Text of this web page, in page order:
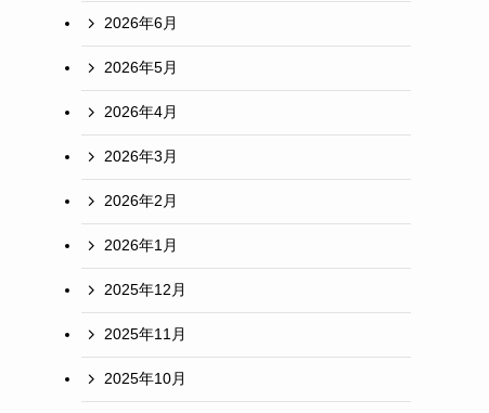
2026年6月
2026年5月
2026年4月
2026年3月
2026年2月
2026年1月
2025年12月
2025年11月
2025年10月